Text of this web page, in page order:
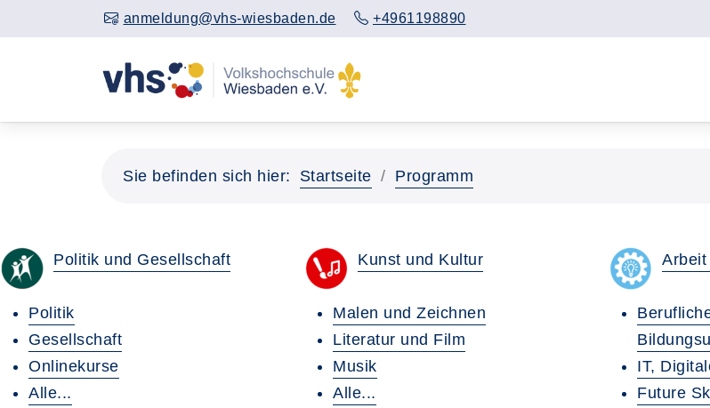
anmeldung@vhs-wiesbaden.de +4961198890
Sie befinden sich hier: Startseite Programm
Politik und Gesellschaft
Politik
Gesellschaft
Onlinekurse
Alle...
Kunst und Kultur
Malen und Zeichnen
Literatur und Film
Musik
Alle...
IT,
Future